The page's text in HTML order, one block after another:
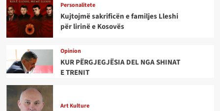
Personalitete
Kujtojmë sakrificën e familjes Lleshi
për lirinë e Kosovës
Opinion
KUR PËRGJEGJËSIA DEL NGA SHINAT
E TRENIT
Art Kulture